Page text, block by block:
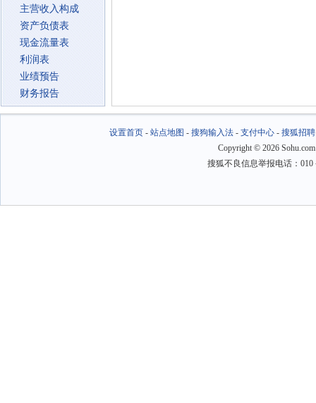
主营收入构成
资产负债表
现金流量表
利润表
业绩预告
财务报告
设置首页- 站点地图 - 搜狗输入法- 支付中心- 搜狐招聘
Copyright © 2026
搜狐不良信息举报电话：010